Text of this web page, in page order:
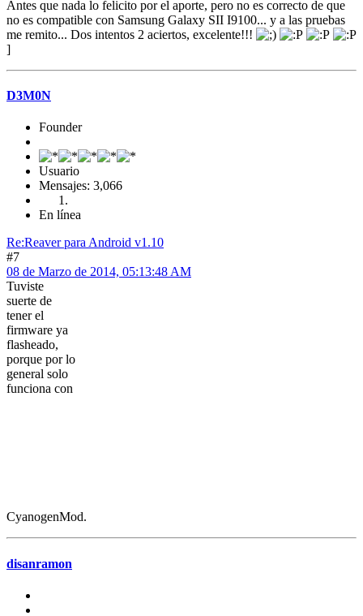
Antes que nada lo felicito por el aporte, pero no es correcto de que
no es compatible con Samsung Galaxy SII I9100... y a las pruebas
me remito... Dos intentos 2 aciertos, excelente!!!
]
D3M0N
Founder
Usuario
Mensajes: 3,066
En línea
Re:Reaver para Android v1.10
#7
08 de Marzo de 2014, 05:13:48 AM
Tuviste
suerte de
tener el
firmware ya
flasheado,
porque por lo
general solo
funciona con
CyanogenMod.
disanramon